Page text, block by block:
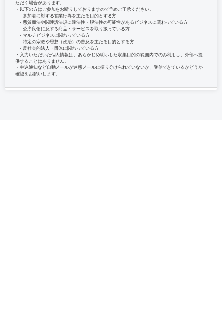
ただく場合があります。
・以下の方はご参加をお断りしておりますので予めご了承ください。
‐ 参加者に対する営業行為を主たる目的とする方
‐ 悪質商法や関連諸法規に違法性・脱法性の可能性があるビジネスに関わっている方
‐ 公序良俗に反する商品・サービスを取り扱っている方
‐ マルチビジネスに関わっている方
‐ 特定の宗教や思想（政治）の普及を主たる目的とする方
‐ 反社会的法人・団体に関わっている方
・入力いただいた個人情報は、あらかじめ明示した収集目的の範囲内でのみ利用し、外部へ提
供することはありません。
・申込通知など自動メールが迷惑メールに振り分けられていないか、受信できているかどうか
確認をお願いします。